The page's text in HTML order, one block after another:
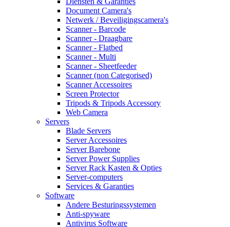
Document Camera's
Netwerk / Beveiligingscamera's
Scanner - Barcode
Scanner - Draagbare
Scanner - Flatbed
Scanner - Multi
Scanner - Sheetfeeder
Scanner (non Categorised)
Scanner Accessoires
Screen Protector
Tripods & Tripods Accessory
Web Camera
Servers
Blade Servers
Server Accessoires
Server Barebone
Server Power Supplies
Server Rack Kasten & Opties
Server-computers
Services & Garanties
Software
Andere Besturingssystemen
Anti-spyware
Antivirus Software